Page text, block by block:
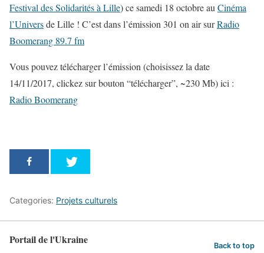
Festival des Solidarités à Lille) ce samedi 18 octobre au Cinéma
l’Universde Lille ! C’est dans l’émission 301 on air surRadio
Boomerang 89.7 fm
Vous pouvez télécharger l’émission (choisissez la date
14/11/2017, clickez sur bouton “télécharger”, ~230 Mb) ici :
Radio Boomerang
Categories: Projets culturels
Portail de l'Ukraine Back to top